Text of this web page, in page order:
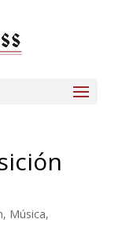
, Música,